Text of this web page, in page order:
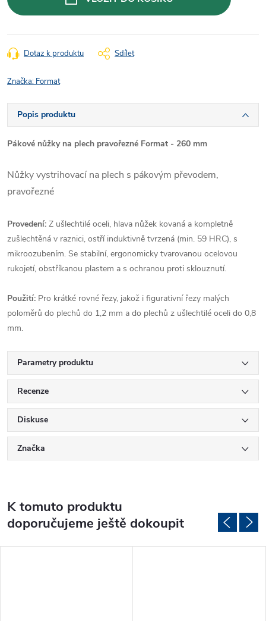
Dotaz k produktu Sdílet
Značka: Format
Popis produktu
Pákové nůžky na plech pravořezné Format - 260 mm
Nůžky vystrihovací na plech s pákovým převodem,
pravořezné
Provedení: Z ušlechtilé oceli, hlava nůžek kovaná a kompletně
zušlechtěná v raznici, ostří induktivně tvrzená (min. 59 HRC), s
mikroozubením. Se stabilní, ergonomicky tvarovanou ocelovou
rukojetí, obstříkanou plastem a s ochranou proti sklouznutí.
Použití: Pro krátké rovné řezy, jakož i figurativní řezy malých
poloměrů do plechů do 1,2 mm a do plechů z ušlechtilé oceli do 0,8
mm.
Parametry produktu
Recenze
Diskuse
Značka
K tomuto produktu
doporučujeme ještě dokoupit